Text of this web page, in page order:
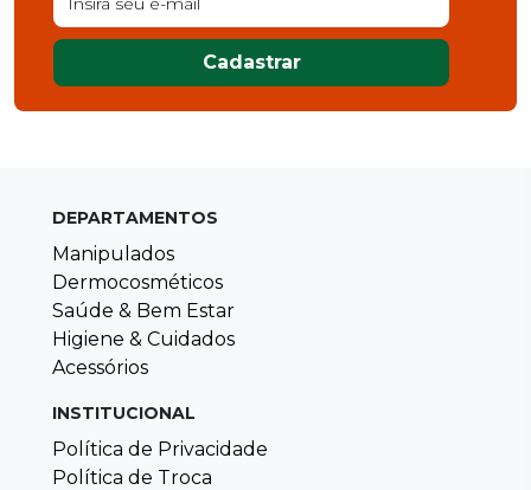
Cadastrar
DEPARTAMENTOS
Manipulados
Dermocosméticos
Saúde & Bem Estar
Higiene & Cuidados
Acessórios
INSTITUCIONAL
Política de Privacidade
Política de Troca